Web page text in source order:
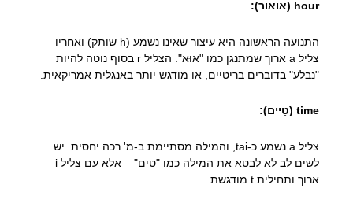
hour (אוּאוּר):
התנועה הראשונה היא עיצור שאינו נשמע (h שותק) ואחריו
צליל a ארוך שמתנגן כמו "אוּא". הצליל r בסוף נוטה להיות
"נבלע" בדוברים בריטיים, או מודגש יותר באנגלית אמריקאית.
time (טָיים):
צליל a נשמע כ-tai, והמילה מסתיימת ב-מ' רכה יחסית. יש
לשים לב לא לבטא את המילה כמו "טים" – אלא עם צליל i
ארוך ותחילית t מודגשת.